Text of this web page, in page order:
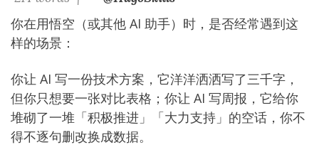
你在用悟空（或其他 AI 助手）时，是否经常遇到这
样的场景：
你让 AI 写一份技术方案，它洋洋洒洒写了三千字，
但你只想要一张对比表格；你让 AI 写周报，它给你
堆砌了一堆「积极推进」「大力支持」的空话，你不
得不逐句删改换成数据。